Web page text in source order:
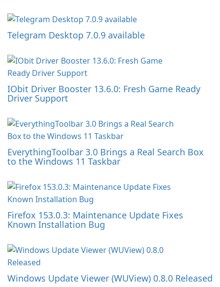
Telegram Desktop 7.0.9 available
IObit Driver Booster 13.6.0: Fresh Game Ready
Driver Support
EverythingToolbar 3.0 Brings a Real Search Box
to the Windows 11 Taskbar
Firefox 153.0.3: Maintenance Update Fixes
Known Installation Bug
Windows Update Viewer (WUView) 0.8.0 Released